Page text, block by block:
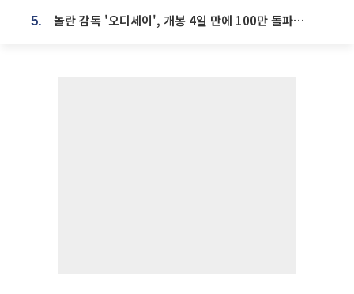
5. 놀란 감독 '오디세이', 개봉 4일 만에 100만 돌파⋯'왕사남' 보다 빠르다